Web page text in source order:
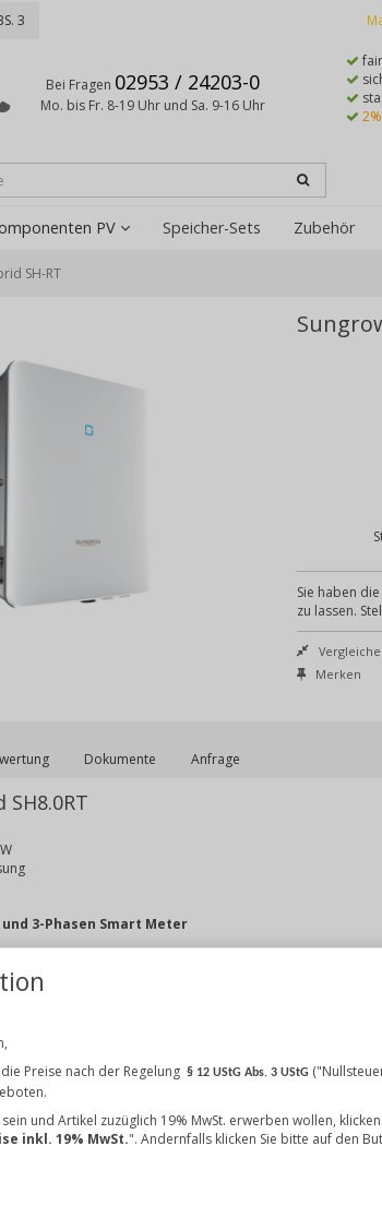
3
Bei Fragen 02953 / 24203-0
Mo. bis Fr. 8-19 Uhr und Sa. 9-16 Uhr
PV Speicher-Sets Zubehör
SH-RT
Sie haben
zu lassen.
Merken
Dokumente Anfrage
3-Phasen Smart Meter
Artikel gekauft haben, kauften auch
Preise nach der Regelung § 12 UStG Abs. 3 UStG
und Artikel zuzüglich 19% MwSt. erwerben wollen,
inkl. 19% MwSt.". Andernfalls klicken Sie bitte auf den